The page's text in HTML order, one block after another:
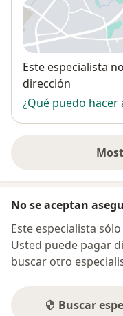
Disponibilidad
Este especialista
dirección
¿Qué puedo hacer
No se aceptan
Este especialista
Usted puede pagar
buscar otro
Buscar